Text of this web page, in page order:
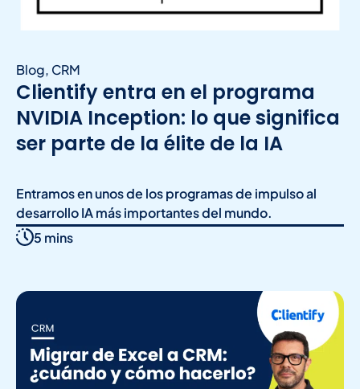
Blog, CRM
Clientify entra en el programa
NVIDIA Inception: lo que significa
ser parte de la élite de la IA
Entramos en unos de los programas de impulso al
desarrollo IA más importantes del mundo.
5 mins